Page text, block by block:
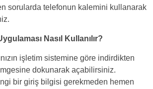
sorularda telefonun kalemini kullanarak
Nasıl Kullanılır?
işletim sistemine göre indirdikten
dokunarak açabilirsiniz.
bir giriş bilgisi gerekmeden hemen